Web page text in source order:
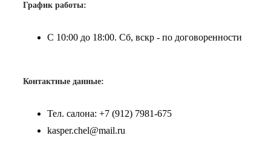
График работы:
С 10:00 до 18:00. Сб, вскр - по договоренности
Контактные данные:
Тел. салона: +7 (912) 7981-675
kasper.chel@mail.ru